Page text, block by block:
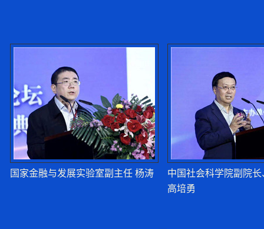
夏斌：应该旗帜鲜明
夏斌：2020年经济下
曹勇：A股市场回报
国家金融与发展实验室副主任 杨涛
中国社会科学院副院
高培勇